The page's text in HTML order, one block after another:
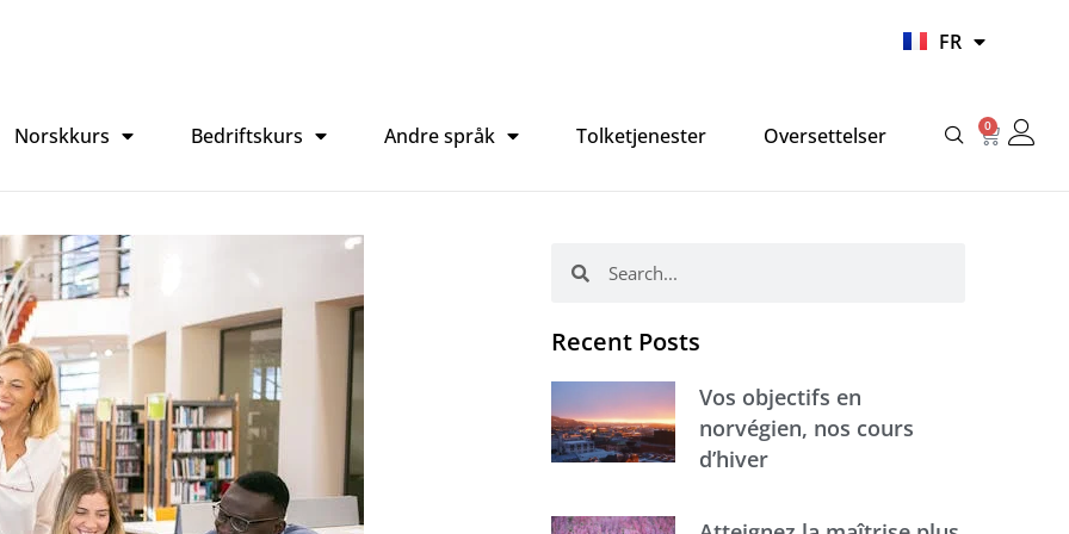
FR
HI
Norskkurs Bedriftskurs Andre språk Tolketjenester Oversettelser 0
Panier
Recent Posts
Vos objectifs en
norvégien, nos cours
d’hiver